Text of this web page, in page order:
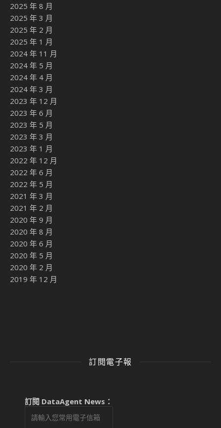
2025 年 8 月
2025 年 3 月
2025 年 2 月
2025 年 1 月
2024 年 11 月
2024 年 5 月
2024 年 4 月
2024 年 3 月
2023 年 12 月
2023 年 6 月
2023 年 5 月
2023 年 3 月
2023 年 1 月
2022 年 12 月
2022 年 6 月
2022 年 5 月
2021 年 3 月
2021 年 2 月
2020 年 9 月
2020 年 8 月
2020 年 6 月
2020 年 5 月
2020 年 2 月
2019 年 12 月
訂閱電子報
訂閱 DataAgent News：